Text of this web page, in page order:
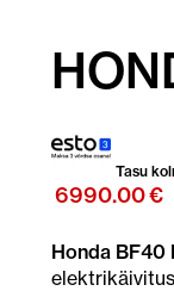
Tasu
6990.00€
Honda BF40